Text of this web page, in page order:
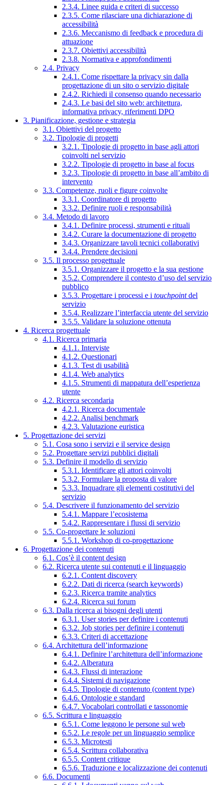
2.3.4. Linee guida e criteri di successo
2.3.5. Come rilasciare una dichiarazione di
accessibilità
2.3.6. Meccanismo di feedback e procedura di
attuazione
2.3.7. Obiettivi accessibilità
2.3.8. Normativa e approfondimenti
2.4. Privacy
2.4.1. Come rispettare la privacy sin dalla
progettazione di un sito o servizio digitale
2.4.2. Richiedi il consenso quando necessario
2.4.3. Le basi del sito web: architettura,
informativa privacy, riferimenti DPO
3. Pianificazione, gestione e strategia
3.1. Obiettivi del progetto
3.2. Tipologie di progetti
3.2.1. Tipologie di progetto in base agli attori
coinvolti nel servizio
3.2.2. Tipologie di progetto in base al focus
3.2.3. Tipologie di progetto in base all’ambito di
intervento
3.3. Competenze, ruoli e figure coinvolte
3.3.1. Coordinatore di progetto
3.3.2. Definire ruoli e responsabilità
3.4. Metodo di lavoro
3.4.1. Definire processi, strumenti e rituali
3.4.2. Curare la documentazione di progetto
3.4.3. Organizzare tavoli tecnici collaborativi
3.4.4. Prendere decisioni
3.5. Il processo progettuale
3.5.1. Organizzare il progetto e la sua gestione
3.5.2. Comprendere il contesto d’uso del servizio
pubblico
3.5.3. Progettare i processi e i touchpointdel
servizio
3.5.4. Realizzare l’interfaccia utente del servizio
3.5.5. Validare la soluzione ottenuta
4. Ricerca progettuale
4.1. Ricerca primaria
4.1.1. Interviste
4.1.2. Questionari
4.1.3. Test di usabilità
4.1.4. Web analytics
4.1.5. Strumenti di mappatura dell’esperienza
utente
4.2. Ricerca secondaria
4.2.1. Ricerca documentale
4.2.2. Analisi benchmark
4.2.3. Valutazione euristica
5. Progettazione dei servizi
5.1. Cosa sono i servizi e il service design
5.2. Progettare servizi pubblici digitali
5.3. Definire il modello di servizio
5.3.1. Identificare gli attori coinvolti
5.3.2. Formulare la proposta di valore
5.3.3. Inquadrare gli elementi costitutivi del
servizio
5.4. Descrivere il funzionamento del servizio
5.4.1. Mappare l’ecosistema
5.4.2. Rappresentare i flussi di servizio
5.5. Co-progettare le soluzioni
5.5.1. Workshop di co-progettazione
6. Progettazione dei contenuti
6.1. Cos’è il content design
6.2. Ricerca utente sui contenuti e il linguaggio
6.2.1. Content discovery
6.2.2. Dati di ricerca (search keywords)
6.2.3. Ricerca tramite analytics
6.2.4. Ricerca sui forum
6.3. Dalla ricerca ai bisogni degli utenti
6.3.1. User stories per definire i contenuti
6.3.2. Job stories per definire i contenuti
6.3.3. Criteri di accettazione
6.4. Architettura dell’informazione
6.4.1. Definire l’architettura dell’informazione
6.4.2. Alberatura
6.4.3. Flussi di interazione
6.4.4. Sistemi di navigazione
6.4.5. Tipologie di contenuto (content type)
6.4.6. Ontologie e standard
6.4.7. Vocabolari controllati e tassonomie
6.5. Scrittura e linguaggio
6.5.1. Come leggono le persone sul web
6.5.2. Le regole per un linguaggio semplice
6.5.3. Microtesti
6.5.4. Scrittura collaborativa
6.5.5. Content critique
6.5.6. Traduzione e localizzazione dei contenuti
6.6. Documenti